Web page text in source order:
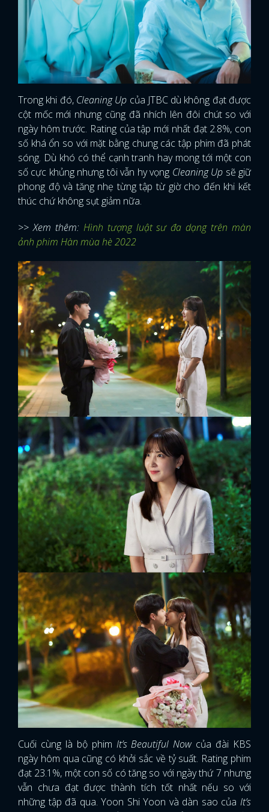
Trong khi đó, Cleaning Up của JTBC dù không đạt được
cột mốc mới nhưng cũng đã nhích lên đôi chút so với
ngày hôm trước. Rating của tập mới nhất đạt 2.8%, con
số khá ổn so với mặt bằng chung các tập phim đã phát
sóng. Dù khó có thể cạnh tranh hay mong tới một con
số cực khủng nhưng tôi vẫn hy vọng Cleaning Up sẽ giữ
phong độ và tăng nhẹ từng tập từ giờ cho đến khi kết
thúc chứ không sụt giảm nữa.
>> Xem thêm: Hình tượng luật sư đa dạng trên màn
ảnh phim Hàn mùa hè 2022
Cuối cùng là bộ phim It’s Beautiful Now của đài KBS
ngày hôm qua cũng có khởi sắc về tỷ suất. Rating phim
đạt 23.1%, một con số có tăng so với ngày thứ 7 nhưng
vẫn chưa đạt được thành tích tốt nhất nếu so với
những tập đã qua. Yoon Shi Yoon và dàn sao của It’s